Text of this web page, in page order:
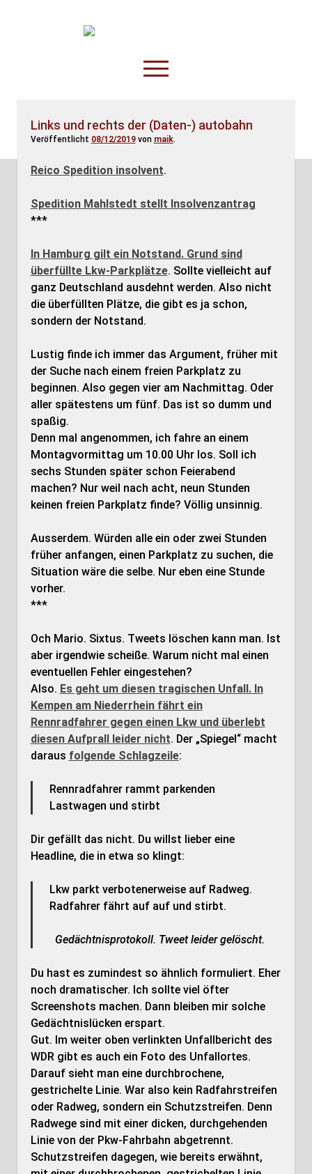
TruckOnline.de
open
menu
Anderswo
Spesenliste
Disposition
Links und rechts der (Daten-) autobahn
Veröffentlicht 08/12/2019von maik.
Reico Spedition insolvent.
Spedition Mahlstedt stellt Insolvenzantrag
***
In Hamburg gilt ein Notstand. Grund sind
überfüllte Lkw-Parkplätze. Sollte vielleicht auf
ganz Deutschland ausdehnt werden. Also nicht
die überfüllten Plätze, die gibt es ja schon,
sondern der Notstand.
Lustig finde ich immer das Argument, früher mit
der Suche nach einem freien Parkplatz zu
beginnen. Also gegen vier am Nachmittag. Oder
aller spätestens um fünf. Das ist so dumm und
spaßig.
Denn mal angenommen, ich fahre an einem
Montagvormittag um 10.00 Uhr los. Soll ich
sechs Stunden später schon Feierabend
machen? Nur weil nach acht, neun Stunden
keinen freien Parkplatz finde? Völlig unsinnig.
Ausserdem. Würden alle ein oder zwei Stunden
früher anfangen, einen Parkplatz zu suchen, die
Situation wäre die selbe. Nur eben eine Stunde
vorher.
***
Och Mario. Sixtus. Tweets löschen kann man. Ist
aber irgendwie scheiße. Warum nicht mal einen
eventuellen Fehler eingestehen?
Also. Es geht um diesen tragischen Unfall. In
Kempen am Niederrhein fährt ein
Rennradfahrer gegen einen Lkw und überlebt
diesen Aufprall leider nicht. Der „Spiegel“ macht
daraus folgende Schlagzeile:
Rennradfahrer rammt parkenden
Lastwagen und stirbt
Dir gefällt das nicht. Du willst lieber eine
Headline, die in etwa so klingt:
Lkw parkt verbotenerweise auf Radweg.
Radfahrer fährt auf auf und stirbt.
Gedächtnisprotokoll. Tweet leider gelöscht.
Du hast es zumindest so ähnlich formuliert. Eher
noch dramatischer. Ich sollte viel öfter
Screenshots machen. Dann bleiben mir solche
Gedächtnislücken erspart.
Gut. Im weiter oben verlinkten Unfallbericht des
WDR gibt es auch ein Foto des Unfallortes.
Darauf sieht man eine durchbrochene,
gestrichelte Linie. War also kein Radfahrstreifen
oder Radweg, sondern ein Schutzstreifen. Denn
Radwege sind mit einer dicken, durchgehenden
Linie von der Pkw-Fahrbahn abgetrennt.
Schutzstreifen dagegen, wie bereits erwähnt,